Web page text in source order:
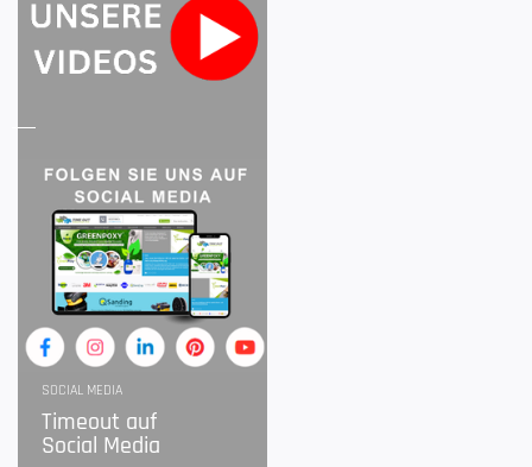
SOCIAL MEDIA
Timeout auf
Social Media